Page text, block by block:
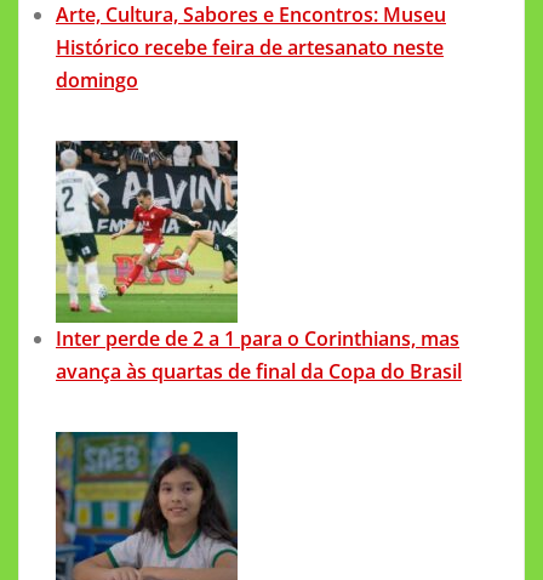
Arte, Cultura, Sabores e Encontros: Museu
Histórico recebe feira de artesanato neste
domingo
Inter perde de 2 a 1 para o Corinthians, mas
avança às quartas de final da Copa do Brasil